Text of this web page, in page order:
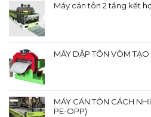
Máy cán tôn 2 tầng kết
MÁY DẬP TÔN VÒM TẠO
MÁY CÁN TÔN CÁCH
PE-OPP)